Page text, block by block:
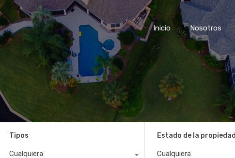
Inicio Nosotros
Tipos
Cualquiera
Estado de la propiedad
Cualquiera